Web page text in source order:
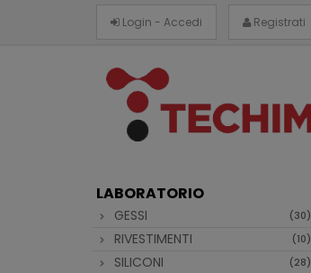
Login - Accedi Registrati
LABORATORIO
GESSI (30)
RIVESTIMENTI (10)
SILICONI (28)